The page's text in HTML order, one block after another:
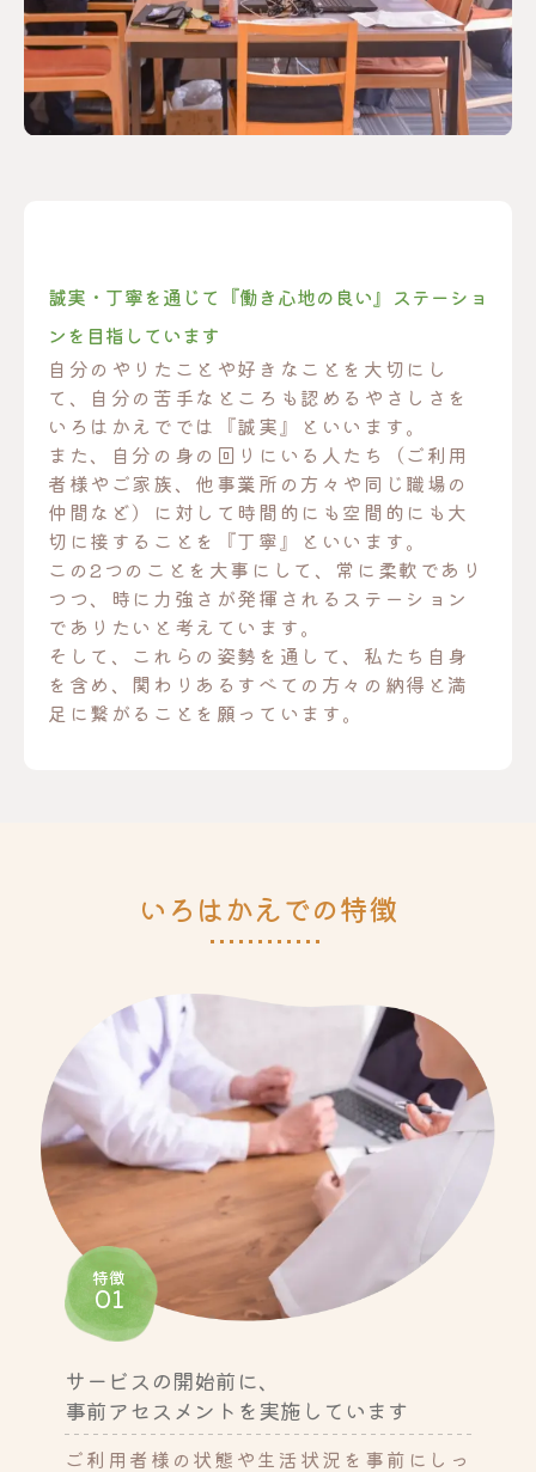
誠実・丁寧を通じて『働き心地の良い』ステーショ
ンを目指しています
自分のやりたことや好きなことを大切にし
て、自分の苦手なところも認めるやさしさを
いろはかえででは『誠実』といいます。
また、自分の身の回りにいる人たち（ご利用
者様やご家族、他事業所の方々や同じ職場の
仲間など）に対して時間的にも空間的にも大
切に接することを『丁寧』といいます。
この2つのことを大事にして、常に柔軟であり
つつ、時に力強さが発揮されるステーション
でありたいと考えています。
そして、これらの姿勢を通して、私たち自身
を含め、関わりあるすべての方々の納得と満
足に繋がることを願っています。
いろはかえでの特徴
特徴
01
サービスの開始前に、
事前アセスメントを実施しています
ご利用者様の状態や生活状況を事前にしっ